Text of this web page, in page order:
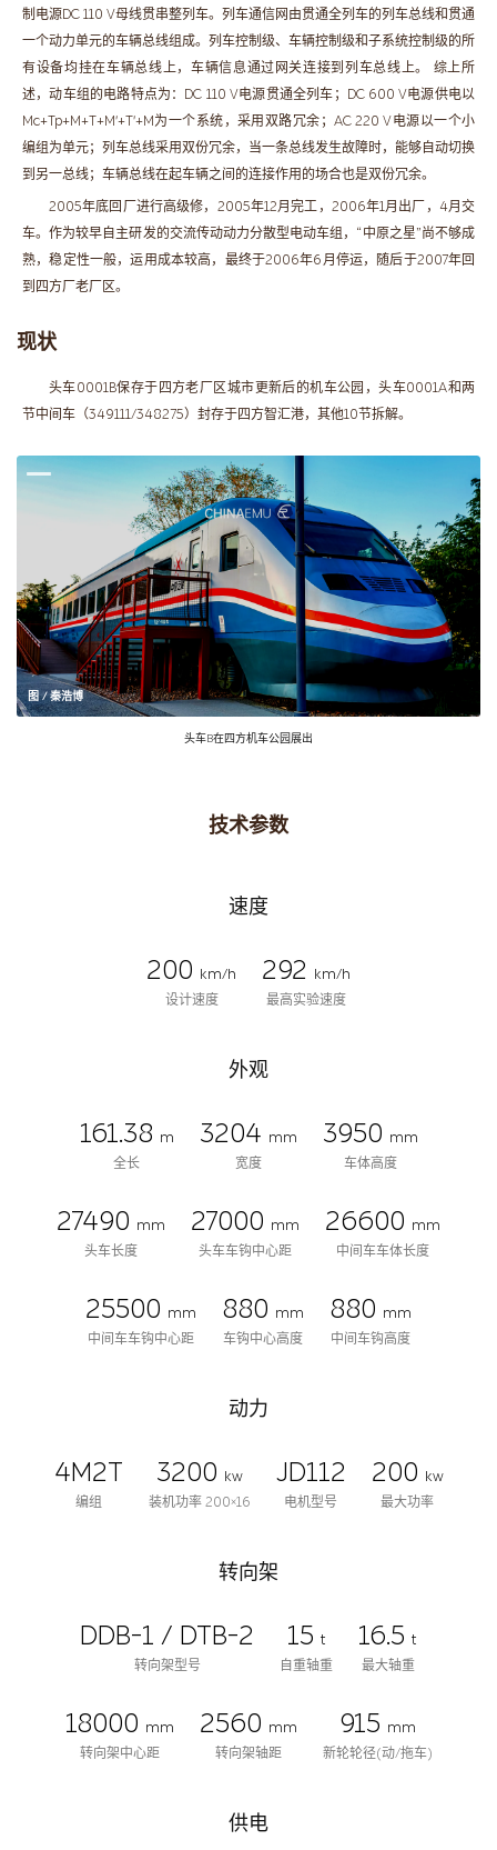
制电源DC 110 V母线贯串整列车。列车通信网由贯通全列车的列车总线和贯通
一个动力单元的车辆总线组成。列车控制级、车辆控制级和子系统控制级的所
有设备均挂在车辆总线上，车辆信息通过网关连接到列车总线上。 综上所
述，动车组的电路特点为：DC 110 V电源贯通全列车；DC 600 V电源供电以
Mc+Tp+M+T+M′+T′+M为一个系统，采用双路冗余；AC 220 V电源以一个小
编组为单元；列车总线采用双份冗余，当一条总线发生故障时，能够自动切换
到另一总线；车辆总线在起车辆之间的连接作用的场合也是双份冗余。
2005年底回厂进行高级修，2005年12月完工，2006年1月出厂，4月交
车。作为较早自主研发的交流传动动力分散型电动车组，“中原之星”尚不够成
熟，稳定性一般，运用成本较高，最终于2006年6月停运，随后于2007年回
到四方厂老厂区。
现状
头车0001B保存于四方老厂区城市更新后的机车公园，头车0001A和两
节中间车（349111/348275）封存于四方智汇港，其他10节拆解。
图 / 秦浩博
头车B在四方机车公园展出
技术参数
速度
200
km/h
设计速度
292
km/h
最高实验速度
外观
161.38 m
全长
3204 mm
宽度
3950 mm
车体高度
27490 mm
头车长度
27000 mm
头车车钩中心距
26600 mm
中间车车体长度
25500 mm
中间车车钩中心距
880 mm
车钩中心高度
880 mm
中间车钩高度
动力
4M2T
编组
3200
kw
装机功率 200×16
JD112
电机型号
200
kw
最大功率
转向架
DDB-1 / DTB-2
转向架型号
15 t
自重轴重
16.5 t
最大轴重
18000 mm
转向架中心距
2560 mm
转向架轴距
915 mm
新轮轮径(动/拖车)
供电